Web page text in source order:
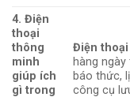
4. Điện
thoại
thông
minh
giúp ích
gì trong
Điện
hàng
báo thức,
công cụ